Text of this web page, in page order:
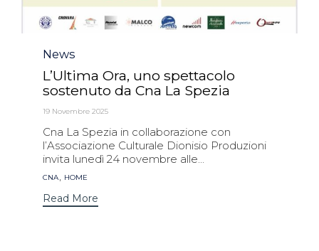
Category
News
L’Ultima Ora, uno spettacolo
sostenuto da Cna La Spezia
19 Novembre 2025
Cna La Spezia in collaborazione con
l’Associazione Culturale Dionisio Produzioni
invita lunedì 24 novembre alle...
Tags
CNA, HOME
Read More